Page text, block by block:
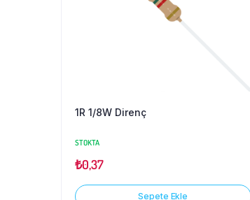
1R 1/8W Direnç
STOKTA
₺0,37
Sepete Ekle